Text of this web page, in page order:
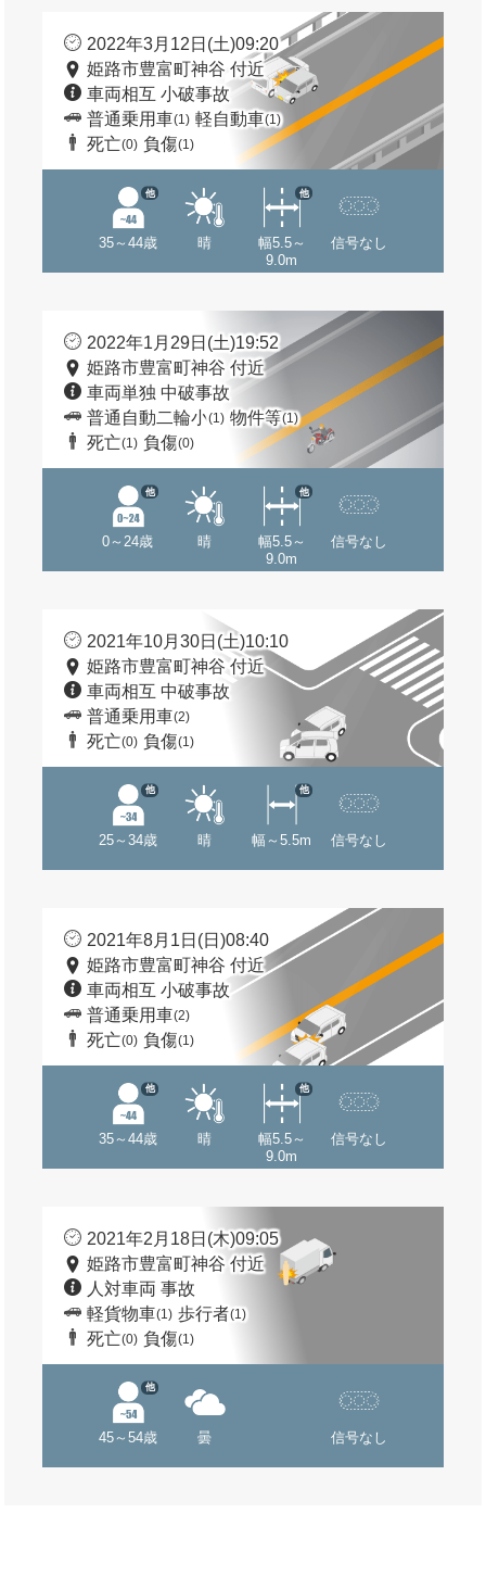
2022年3月12日(土)09:20
姫路市豊富町神谷 付近
車両相互 小破事故
普通乗用車(1) 軽自動車(1)
死亡(0) 負傷(1)
35～44歳
他
晴
幅5.5～
9.0m
他
信号なし
2022年1月29日(土)19:52
姫路市豊富町神谷 付近
車両単独 中破事故
普通自動二輪小(1) 物件等(1)
死亡(1) 負傷(0)
0～24歳
他
晴
幅5.5～
9.0m
他
信号なし
2021年10月30日(土)10:10
姫路市豊富町神谷 付近
車両相互 中破事故
普通乗用車(2)
死亡(0) 負傷(1)
25～34歳
他
晴 幅～5.5m
他
信号なし
2021年8月1日(日)08:40
姫路市豊富町神谷 付近
車両相互 小破事故
普通乗用車(2)
死亡(0) 負傷(1)
35～44歳
他
晴
幅5.5～
9.0m
他
信号なし
2021年2月18日(木)09:05
姫路市豊富町神谷 付近
人対車両 事故
軽貨物車(1) 歩行者(1)
死亡(0) 負傷(1)
45～54歳
他
曇 信号なし